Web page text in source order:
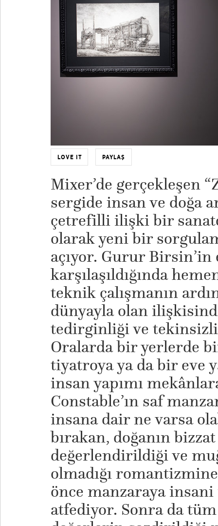
LOVE IT PAYLAŞ
​Mixer’de gerçekleşen
sergide insan ve doğa
çetrefilli ilişki bir
olarak yeni bir
açıyor. Gurur
karşılaşıldığında
teknik çalışmanın
dünyayla olan
tedirginliği ve
Oralarda bir yerlerde
tiyatroya ya da bir eve
insan yapımı
Constable’ın saf
insana dair ne varsa
bırakan, doğanın
değerlendirildiği ve
olmadığı
önce manzaraya
atfediyor. Sonra da